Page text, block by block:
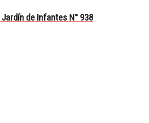
de Infantes N° 938